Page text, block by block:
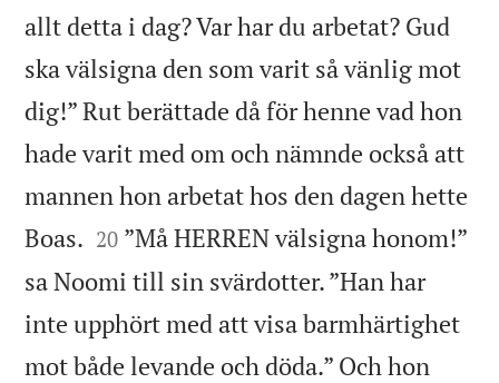
allt detta i dag? Var har du arbetat? Gud
ska välsigna den som varit så vänlig mot
dig!” Rut berättade då för henne vad hon
hade varit med om och nämnde också att
mannen hon arbetat hos den dagen hette
Boas. 

20 ”Må HERREN välsigna honom!”
sa Noomi till sin svärdotter. ”Han har
inte upphört med att visa barmhärtighet
mot både levande och döda.” Och hon